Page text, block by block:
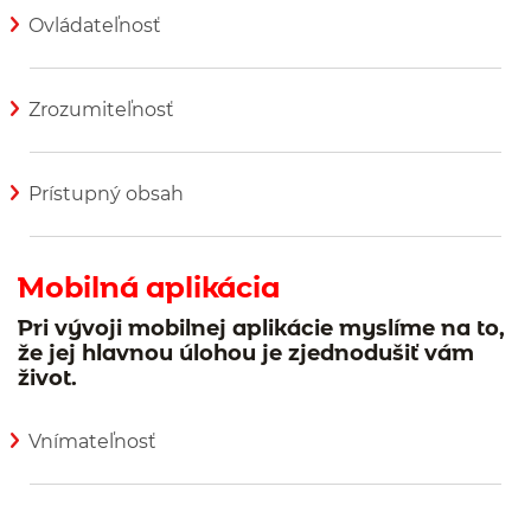
Ovládateľnosť
Zrozumiteľnosť
Prístupný obsah
Mobilná aplikácia
Pri vývoji mobilnej aplikácie myslíme na to,
že jej hlavnou úlohou je zjednodušiť vám
život.
Vnímateľnosť